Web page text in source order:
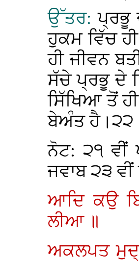
ਉੱਤਰ:ਪ੍ਰਭੂ
ਹੁਕਮ ਵਿੱਚ
ਹੀ ਜੀਵਨ
ਸੱਚੇ ਪ੍ਰਭੂ ਦੇ
ਸਿੱਖਿਆ ਤੋਂ
ਬੇਅੰਤ
ਨੋਟ: ੨੧ ਵੀਂ
ਜਵਾਬ ੨੩ ਵੀਂ
ਆਦਿ ਕਉ
ਲੀਆ ॥
ਅਕਲਪਤ